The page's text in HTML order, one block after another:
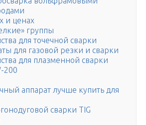
и ценах
группы
для точечной сварки
для газовой резки и сварки
для плазменной сварки
200
аппарат лучше купить для
сварки TIG